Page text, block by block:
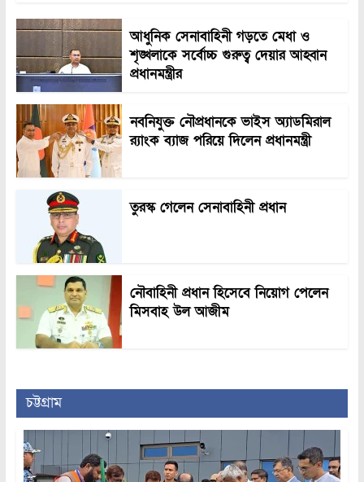
আধুনিক সেনাবাহিনী গড়তে মেধা ও
শৃঙ্খলাকে সর্বোচ্চ গুরুত্ব দেয়ার আহ্বান
প্রধানমন্ত্রীর
নবনিযুক্ত নৌপ্রধানকে ভাইস অ্যাডমিরাল
র‍্যাংক ব্যাজ পরিয়ে দিলেন প্রধানমন্ত্রী
তুরস্ক গেলেন সেনাবাহিনী প্রধান
নৌবাহিনী প্রধান হিসেবে নিয়োগ পেলেন
মিসবাহ উল আজীম
চট্টগ্রাম